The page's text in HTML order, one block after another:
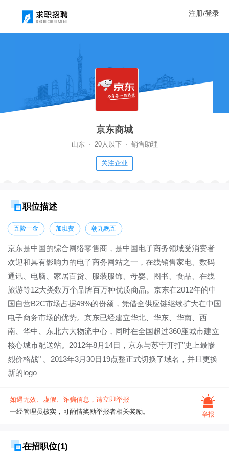
注册/登录
京东商城
山东 · 20人以下 · 销售助理
关注企业
职位描述
五险一金 加班费 朝九晚五
京东是中国的综合网络零售商，是中国电子商务领域受消费者
欢迎和具有影响力的电子商务网站之一，在线销售家电、数码
通讯、电脑、家居百货、服装服饰、母婴、图书、食品、在线
旅游等12大类数万个品牌百万种优质商品。京东在2012年的中
国自营B2C市场占据49%的份额，凭借全供应链继续扩大在中国
电子商务市场的优势。京东已经建立华北、华东、华南、西
南、华中、东北六大物流中心，同时在全国超过360座城市建立
核心城市配送站。2012年8月14日，京东与苏宁开打"史上最惨
烈价格战" 。2013年3月30日19点整正式切换了域名，并且更换
新的logo
如遇无效、虚假、诈骗信息，请立即举报
一经管理员核实，可酌情奖励举报者相关奖励。
举报
在招职位(1)